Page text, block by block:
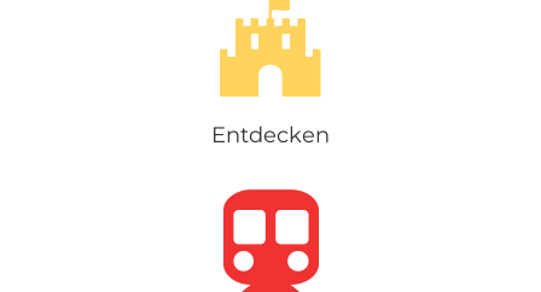
Entdecken